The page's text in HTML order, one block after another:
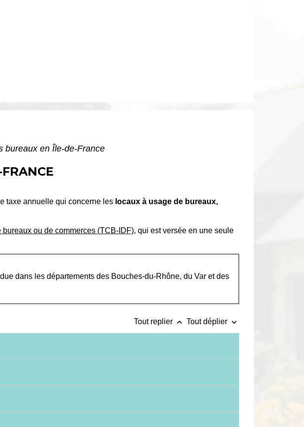
bureaux en Île-de-France
taxe annuelle qui concerne les locaux à usage de bureaux,
bureaux ou de commerces (TCB-IDF), qui est versée en une seule
dans les départements des Bouches-du-Rhône, du Var et des
Tout replier keyboard_arrow_up Tout déplier keyboard_arrow_down